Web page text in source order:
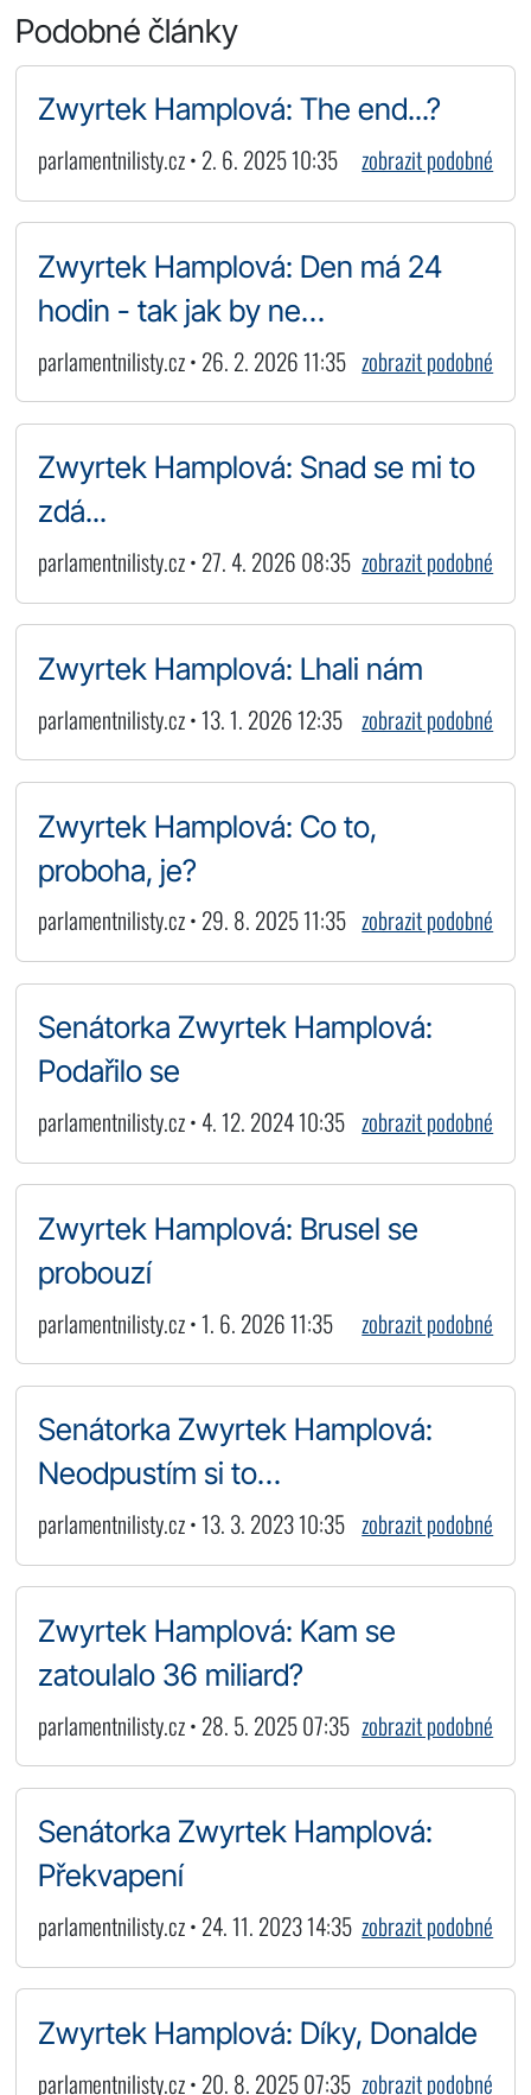
Podobné články
Zwyrtek Hamplová: The end...?
parlamentnilisty.cz • 2. 6. 2025 10:35 zobrazit podobné
Zwyrtek Hamplová: Den má 24
hodin - tak jak by ne…
parlamentnilisty.cz • 26. 2. 2026 11:35 zobrazit podobné
Zwyrtek Hamplová: Snad se mi to
zdá...
parlamentnilisty.cz • 27. 4. 2026 08:35 zobrazit podobné
Zwyrtek Hamplová: Lhali nám
parlamentnilisty.cz • 13. 1. 2026 12:35 zobrazit podobné
Zwyrtek Hamplová: Co to,
proboha, je?
parlamentnilisty.cz • 29. 8. 2025 11:35 zobrazit podobné
Senátorka Zwyrtek Hamplová:
Podařilo se
parlamentnilisty.cz • 4. 12. 2024 10:35 zobrazit podobné
Zwyrtek Hamplová: Brusel se
probouzí
parlamentnilisty.cz • 1. 6. 2026 11:35 zobrazit podobné
Senátorka Zwyrtek Hamplová:
Neodpustím si to…
parlamentnilisty.cz • 13. 3. 2023 10:35 zobrazit podobné
Zwyrtek Hamplová: Kam se
zatoulalo 36 miliard?
parlamentnilisty.cz • 28. 5. 2025 07:35 zobrazit podobné
Senátorka Zwyrtek Hamplová:
Překvapení
parlamentnilisty.cz • 24. 11. 2023 14:35 zobrazit podobné
Zwyrtek Hamplová: Díky, Donalde
parlamentnilisty.cz • 20. 8. 2025 07:35 zobrazit podobné